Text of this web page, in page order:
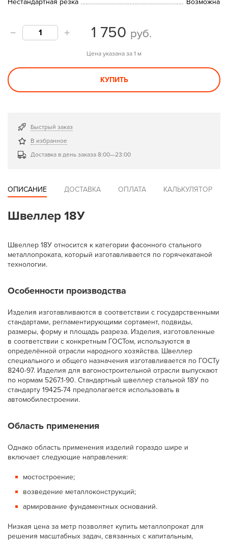
Нестандартная резка
Возможна
1 750 руб.
Цена указана за 1 м
КУПИТЬ
Быстрый заказ
В избранное
Доставка в день заказа 8:00—23:00
ОПИСАНИЕ ДОСТАВКА ОПЛАТА КАЛЬКУЛЯТОР
Швеллер 18У
Швеллер 18У относится к категории фасонного стального
металлопроката, который изготавливается по горячекатаной
технологии.
Особенности производства
Изделия изготавливаются в соответствии с государственными
стандартами, регламентирующими сортамент, подвиды,
размеры, форму и площадь разреза. Изделия, изготовленные
в соответствии с конкретным ГОСТом, используются в
определённой отрасли народного хозяйства. Швеллер
специального и общего назначения изготавливается по ГОСТу
8240-97. Изделия для вагоностроительной отрасли выпускают
по нормам 5267.1-90. Стандартный швеллер стальной 18У по
стандарту 19425-74 предполагается использовать в
автомобилестроении.
Область применения
Однако область применения изделий гораздо шире и
включает следующие направления:
мостостроение;
возведение металлоконструкций;
армирование фундаментных оснований.
Низкая цена за метр позволяет купить металлопрокат для
решения масштабных задач, связанных с капитальным,